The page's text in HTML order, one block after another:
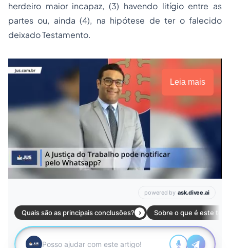
herdeiro maior incapaz, (3) havendo litígio entre as
partes ou, ainda (4), na hipótese de ter o falecido
deixado Testamento.
Leia mais